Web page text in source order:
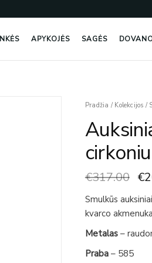
APYKOJĖS SAGĖS
Pradžia / Kolekcijos /
cirkoniu
€317.00 €
Smulkūs
kvarco
Metalas–
Praba– 585
produkto
Auksiniai
auskarai
su
kvarcu
ir
cirkoniu